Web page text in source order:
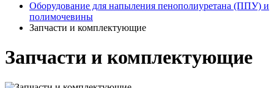
Оборудование для напыления пенополиуретана (ППУ) и
полимочевины
Запчасти и комплектующие
Запчасти и комплектующие